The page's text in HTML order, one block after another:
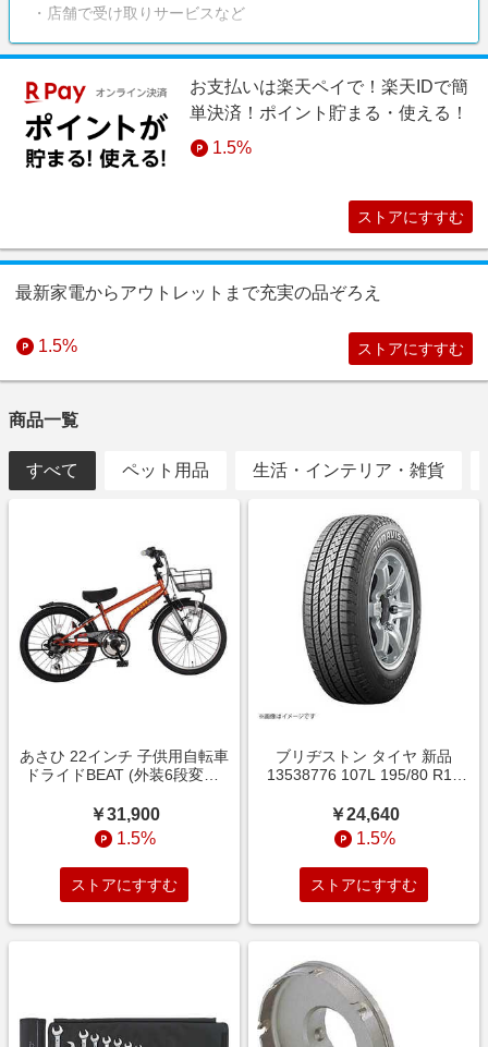
・店舗で受け取りサービスなど
お支払いは楽天ペイで！楽天IDで簡
単決済！ポイント貯まる・使える！
1.5%
ストアにすすむ
最新家電からアウトレットまで充実の品ぞろえ
1.5% ストアにすすむ
商品一覧
すべて ペット用品 生活・インテリア・雑貨
あさひ 22インチ 子供用自転車
ドライドBEAT (外装6段変速)
品不可】 BAA226-Q
￥31,900
1.5%
ストアにすすむ
ブリヂストン タイヤ 新品
13538776 107L 195/80 R15
み） LVR08776
￥24,640
1.5%
ストアにすすむ